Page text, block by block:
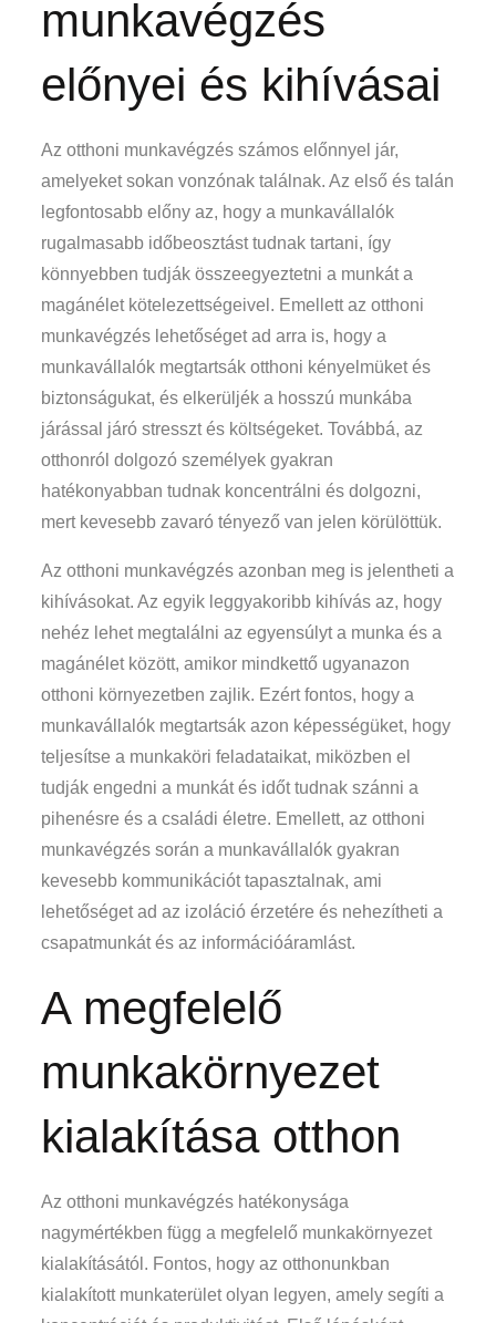
munkavégzés
előnyei és kihívásai
Az otthoni munkavégzés számos előnnyel jár,
amelyeket sokan vonzónak találnak. Az első és talán
legfontosabb előny az, hogy a munkavállalók
rugalmasabb időbeosztást tudnak tartani, így
könnyebben tudják összeegyeztetni a munkát a
magánélet kötelezettségeivel. Emellett az otthoni
munkavégzés lehetőséget ad arra is, hogy a
munkavállalók megtartsák otthoni kényelmüket és
biztonságukat, és elkerüljék a hosszú munkába
járással járó stresszt és költségeket. Továbbá, az
otthonról dolgozó személyek gyakran
hatékonyabban tudnak koncentrálni és dolgozni,
mert kevesebb zavaró tényező van jelen körülöttük.
Az otthoni munkavégzés azonban meg is jelentheti a
kihívásokat. Az egyik leggyakoribb kihívás az, hogy
nehéz lehet megtalálni az egyensúlyt a munka és a
magánélet között, amikor mindkettő ugyanazon
otthoni környezetben zajlik. Ezért fontos, hogy a
munkavállalók megtartsák azon képességüket, hogy
teljesítse a munkaköri feladataikat, miközben el
tudják engedni a munkát és időt tudnak szánni a
pihenésre és a családi életre. Emellett, az otthoni
munkavégzés során a munkavállalók gyakran
kevesebb kommunikációt tapasztalnak, ami
lehetőséget ad az izoláció érzetére és nehezítheti a
csapatmunkát és az információáramlást.
A megfelelő
munkakörnyezet
kialakítása otthon
Az otthoni munkavégzés hatékonysága
nagymértékben függ a megfelelő munkakörnyezet
kialakításától. Fontos, hogy az otthonunkban
kialakított munkaterület olyan legyen, amely segíti a